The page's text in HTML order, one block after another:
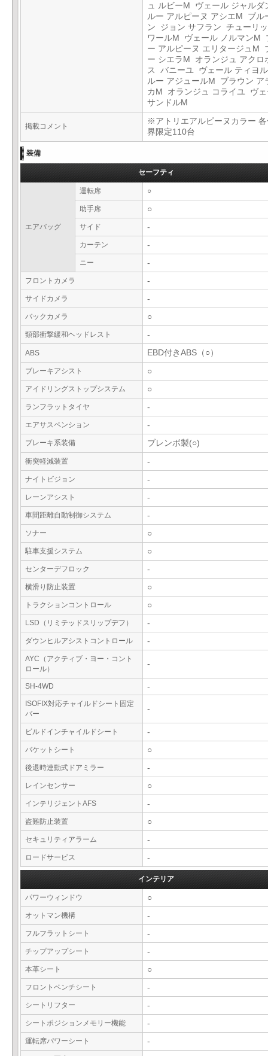
ュ ルビーM ヴェール ジャルダ
ルー アルピーヌ アシエM ブル
ン ジョン サフラン チューリ
ワールM ヴェール ノルマンM
ー アルピーヌ エリタージュM
ー シエラM オランジュ アクロ
ス バニーユ ヴェール ティヨ
ルー アジュールM ブラウン ア
カM オランジュ コライユ ヴェ
サンドルM
掲載コメント
※アトリエアルピーヌカラー
界限定110台
装備
セーフティ
エアバッグ
運転席 ○
助手席 ○
サイド -
カーテン -
ニー -
フロントカメラ -
サイドカメラ -
バックカメラ ○
頸部衝撃緩和ヘッドレスト -
ABS EBD付きABS（○）
ブレーキアシスト ○
アイドリングストップシステム ○
ランフラットタイヤ -
エアサスペンション -
ブレーキ系装備 ブレンボ製(○)
衝突軽減装置 -
ナイトビジョン -
レーンアシスト -
車間距離自動制御システム -
ソナー ○
駐車支援システム ○
センターデフロック -
横滑り防止装置 ○
トラクションコントロール ○
LSD（リミテッドスリップデフ） -
ダウンヒルアシストコントロール -
AYC（アクティブ・ヨー・コント
ロール）
-
SH-4WD -
ISOFIX対応チャイルドシート固定
バー
-
ビルドインチャイルドシート -
バケットシート ○
後退時連動式ドアミラー -
レインセンサー ○
インテリジェントAFS -
盗難防止装置 ○
セキュリティアラーム -
ロードサービス -
インテリア
パワーウィンドウ ○
オットマン機構 -
フルフラットシート -
チップアップシート -
本革シート ○
フロントベンチシート -
シートリフター -
シートポジションメモリー機能 -
運転席パワーシート -